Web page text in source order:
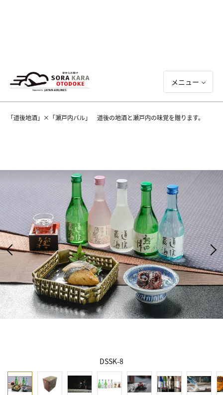
メニュー
「道後地酒」×「瀬戸内バル」 道後の地酒と瀬戸内の味覚を贈ります。
DSSK-8